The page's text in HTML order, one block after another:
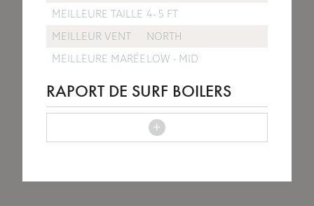
MEILLEURE TAILLE 4- 5 FT
MEILLEUR VENT
NORTH
MEILLEURE MARÉELOW - MID
RAPORT DE SURF BOILERS